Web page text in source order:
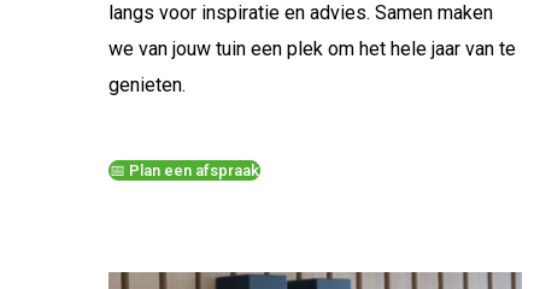
langs voor inspiratie en advies. Samen maken
we van jouw tuin een plek om het hele jaar van te
genieten.
📅 Plan een afspraak